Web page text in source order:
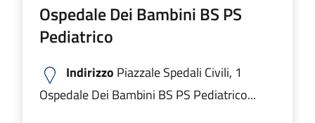
Ospedale Dei Bambini BS PS
Pediatrico
Indirizzo Piazzale Spedali Civili, 1
Ospedale Dei Bambini BS PS Pediatrico...